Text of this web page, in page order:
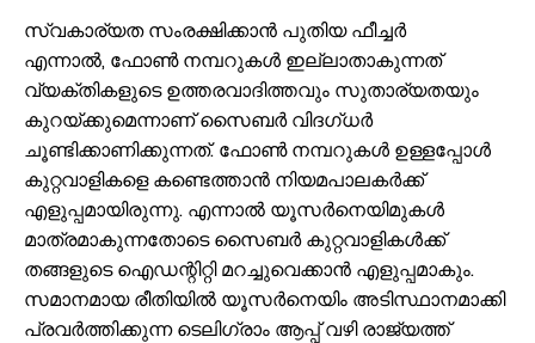
സ്വകാര്യത സംരക്ഷിക്കാൻ പുതിയ ഫീച്ചർ
എന്നാൽ, ഫോൺ നമ്പറുകൾ ഇല്ലാതാകുന്നത്
വ്യക്തികളുടെ ഉത്തരവാദിത്തവും സുതാര്യതയും
കുറയ്ക്കുമെന്നാണ് സൈബർ വിദഗ്ധർ
ചൂണ്ടിക്കാണിക്കുന്നത്. ഫോൺ നമ്പറുകൾ ഉള്ളപ്പോൾ
കുറ്റവാളികളെ കണ്ടെത്താൻ നിയമപാലകർക്ക്
എളുപ്പമായിരുന്നു. എന്നാൽ യൂസർനെയിമുകൾ
മാത്രമാകുന്നതോടെ സൈബർ കുറ്റവാളികൾക്ക്
തങ്ങളുടെ ഐഡന്റിറ്റി മറച്ചുവെക്കാൻ എളുപ്പമാകും.
സമാനമായ രീതിയിൽ യൂസർനെയിം അടിസ്ഥാനമാക്കി
പ്രവർത്തിക്കുന്ന ടെലിഗ്രാം ആപ്പ് വഴി രാജ്യത്ത്